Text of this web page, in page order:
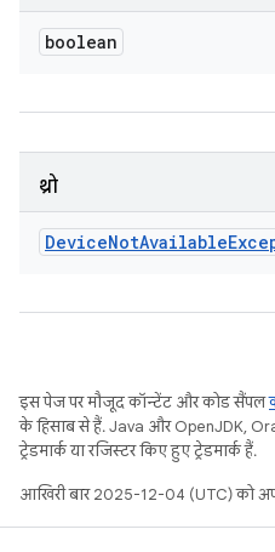
boolean
थ्रो
DeviceNotAvailable
इस पेज पर मौजूद कॉन्टेंट और कोड सैंपल
के हिसाब से हैं. Java और OpenJDK,
ट्रेडमार्क या रजिस्टर किए हुए ट्रेडमार्क हैं.
आखिरी बार 2025-12-04 (UTC) को